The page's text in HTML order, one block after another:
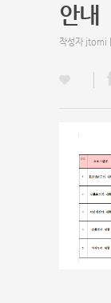
안내
작성자 jtomi